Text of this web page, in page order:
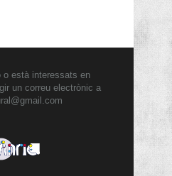
està interessats en
un correu electrònic a